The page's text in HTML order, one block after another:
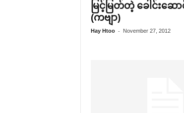
မြင့်မြတ်တဲ့ ‌ခေါင်း‌ဆေ
(ကဗျာ)
Hay Htoo - November 27, 2012